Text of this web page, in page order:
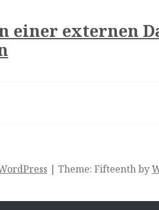
einer externen
| Theme: Fifteenth by